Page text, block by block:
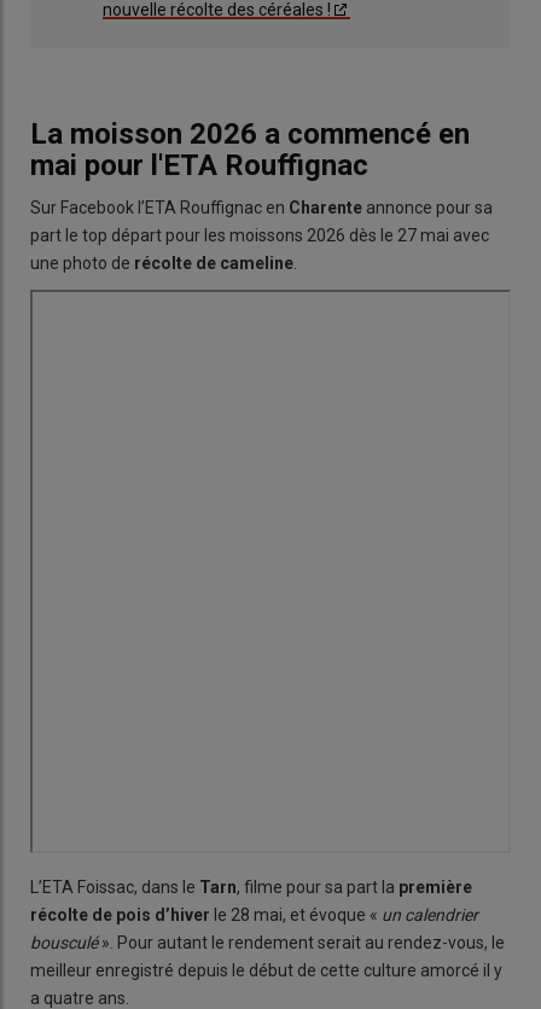
nouvelle récolte des céréales !
La moisson 2026 a commencé en
mai pour l'ETA Rouffignac
Sur Facebook l’ETA Rouffignac en Charente annonce pour sa
part le top départ pour les moissons 2026 dès le 27 mai avec
une photo de récolte de cameline.
L’ETA Foissac, dans le Tarn, filme pour sa part la première
récolte de pois d’hiver le 28 mai, et évoque « un calendrier
bousculé». Pour autant le rendement serait au rendez-vous, le
meilleur enregistré depuis le début de cette culture amorcé il y
a quatre ans.